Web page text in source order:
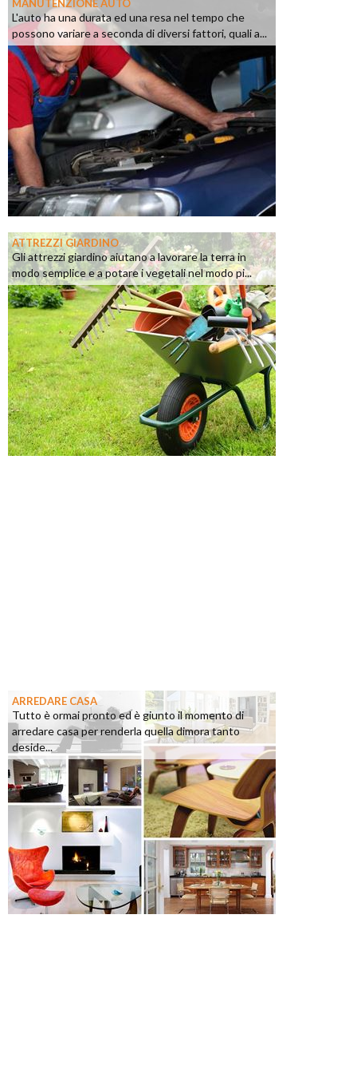
MANUTENZIONE AUTO
L'auto ha una durata ed una resa nel tempo che
possono variare a seconda di diversi fattori, quali a...
ATTREZZI GIARDINO
Gli attrezzi giardino aiutano a lavorare la terra in
modo semplice e a potare i vegetali nel modo pi...
ARREDARE CASA
Tutto è ormai pronto ed è giunto il momento di
arredare casa per renderla quella dimora tanto
deside...